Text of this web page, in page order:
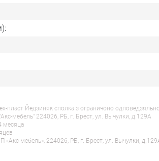
пласт Йедзиняк сполка з ограничоно
мебель" 224026, РБ, г. Брест, ул. Вычулки, д.129А
месяца
«Акс-мебель», 224026, РБ, г. Брест, ул. Вычулки,